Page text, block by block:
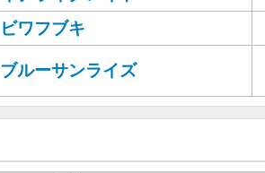
ビワフブキ
ブルーサンライズ